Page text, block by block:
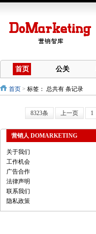
首页 公关
首页 > 标签： 总共有 条记录
8323条 上一页 1
营销人 DOMARKETING
关于我们
工作机会
广告合作
法律声明
联系我们
隐私政策